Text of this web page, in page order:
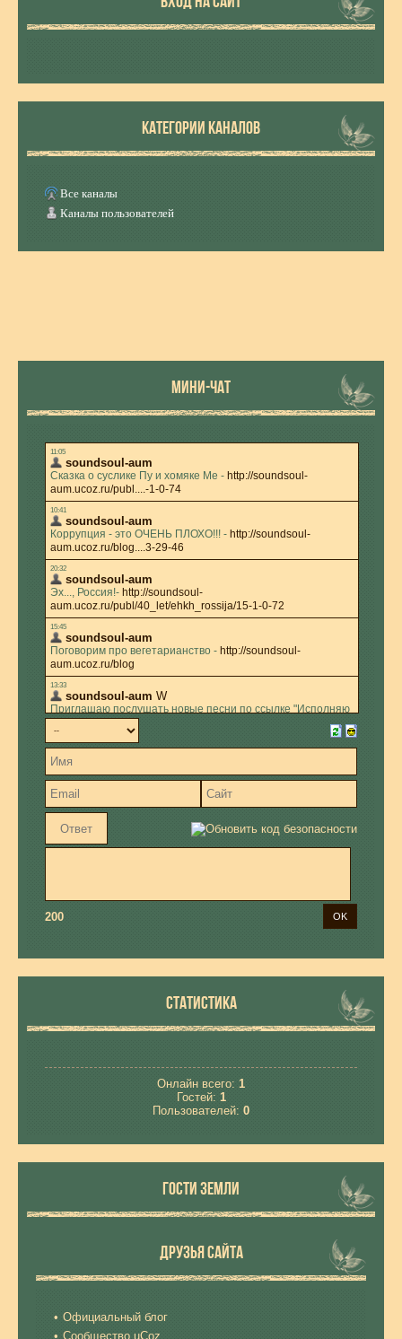
КАТЕГОРИИ КАНАЛОВ
Все каналы
Каналы пользователей
МИНИ-ЧАТ
200
СТАТИСТИКА
Онлайн всего: 1
Гостей: 1
Пользователей: 0
ГОСТИ ЗЕМЛИ
ДРУЗЬЯ САЙТА
Официальный блог
Сообщество uCoz